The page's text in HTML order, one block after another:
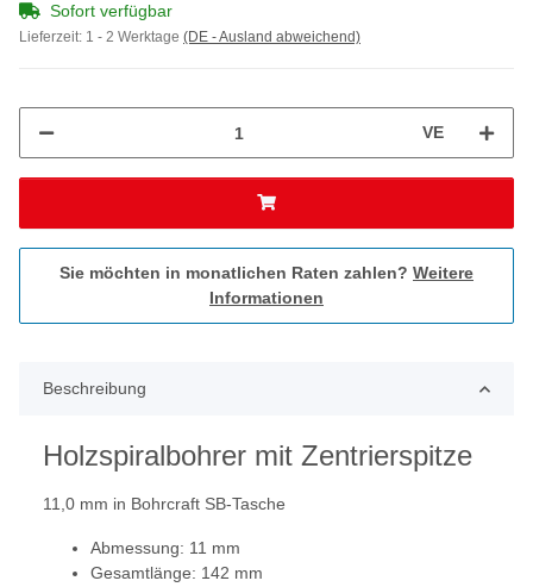
Sofort verfügbar
Lieferzeit: 1 - 2 Werktage (DE - Ausland abweichend)
VE
Sie möchten in monatlichen Raten zahlen? Weitere
Informationen
Beschreibung
Holzspiralbohrer mit Zentrierspitze
11,0 mm in Bohrcraft SB-Tasche
Abmessung: 11 mm
Gesamtlänge: 142 mm